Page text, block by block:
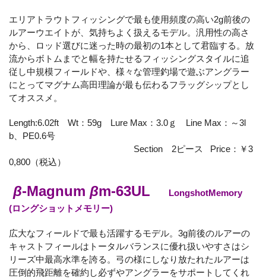
エリアトラウトフィッシングで最も使用頻度の高い2g前後の
ルアーウエイトが、気持ちよく扱えるモデル。汎用性の高さ
から、ロッド選びに迷った時の最初の1本として君臨する。放
流からボトムまでと幅を持たせるフィッシングスタイルに追
従し中規模フィールドや、様々な管理釣場で遊ぶアングラー
にとってマグナム高田理論が最も伝わるフラッグシップとし
てオススメ。
Length:6.02ft Wt：59g Lure Max：3.0ｇ Line Max：～3l
b、PE0.6号
Section 2ピース Price：￥3
0,800（税込）
β-Magnum βm-63UL
LongshotMemory
(ロングショットメモリー)
広大なフィールドで最も活躍するモデル。3g前後のルアーの
キャストフィールはトータルバランスに優れ扱いやすさはシ
リーズ中最高水準を誇る。弓の様にしなり放たれたルアーは
圧倒的飛距離を確約し必ずやアングラーをサポートしてくれ